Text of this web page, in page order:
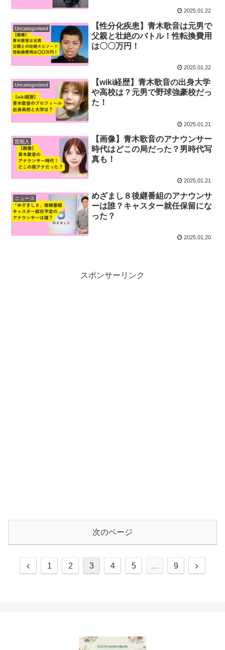
2025.01.22
Uncategorized
【性分化疾患】青木歌音は元男で
父親と壮絶のバトル！性転換費用
は〇〇万円！
2025.01.22
Uncategorized
【wiki経歴】青木歌音の出身大学
や高校は？元男で野球強豪校だっ
た！
2025.01.21
芸能人
【画像】青木歌音のアナウンサー
時代はどこの局だった？男時代写
真も！
2025.01.21
ニュース
めざまし８後継番組のアナウンサ
ーは誰？キャスター就任保留にな
った？
2025.01.20
スポンサーリンク
次のページ
前
1 2 3 4 5 … 9
次